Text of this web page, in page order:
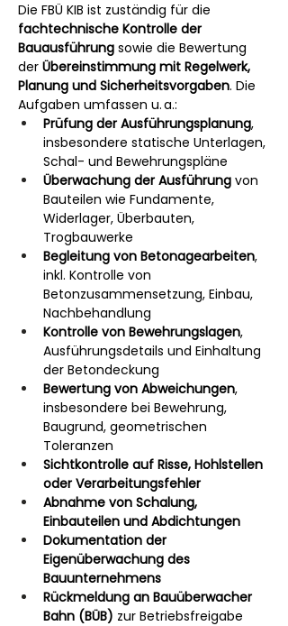
Die FBÜ KIB ist zuständig für die
fachtechnische Kontrolle der
Bauausführung sowie die Bewertung
der Übereinstimmung mit Regelwerk,
Planung und Sicherheitsvorgaben. Die
Aufgaben umfassen u. a.:
Prüfung der Ausführungsplanung,
insbesondere statische Unterlagen,
Schal- und Bewehrungspläne
Überwachung der Ausführung von
Bauteilen wie Fundamente,
Widerlager, Überbauten,
Trogbauwerke
Begleitung von Betonagearbeiten,
inkl. Kontrolle von
Betonzusammensetzung, Einbau,
Nachbehandlung
Kontrolle von Bewehrungslagen,
Ausführungsdetails und Einhaltung
der Betondeckung
Bewertung von Abweichungen,
insbesondere bei Bewehrung,
Baugrund, geometrischen
Toleranzen
Sichtkontrolle auf Risse, Hohlstellen
oder Verarbeitungsfehler
Abnahme von Schalung,
Einbauteilen und Abdichtungen
Dokumentation der
Eigenüberwachung des
Bauunternehmens
Rückmeldung an Bauüberwacher
Bahn (BÜB) zur Betriebsfreigabe